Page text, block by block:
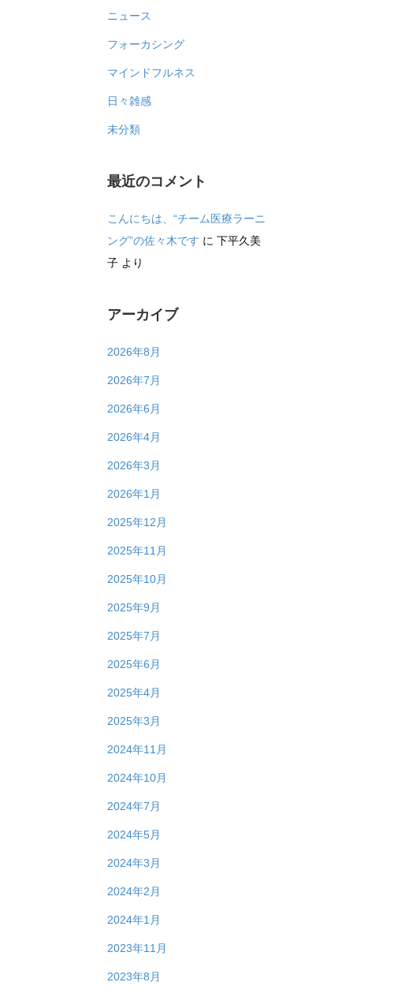
ニュース
フォーカシング
マインドフルネス
日々雑感
未分類
最近のコメント
こんにちは、“チーム医療ラーニ
ング”の佐々木です に 下平久美
子より
アーカイブ
2026年8月
2026年7月
2026年6月
2026年4月
2026年3月
2026年1月
2025年12月
2025年11月
2025年10月
2025年9月
2025年7月
2025年6月
2025年4月
2025年3月
2024年11月
2024年10月
2024年7月
2024年5月
2024年3月
2024年2月
2024年1月
2023年11月
2023年8月